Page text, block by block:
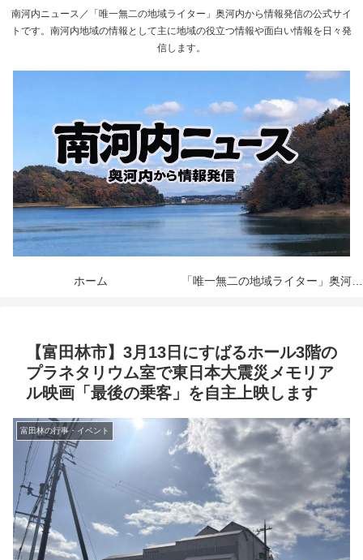
南河内ニュース／「唯一無二の地域ライター」奥河内から情報発信の公式サイ
トです。南河内地域の情報として主に地域の役立つ情報や面白い情報を日々発
信します。
ホーム
【富田林市】3月13日にすばるホール3階の
プラネタリウム室で東日本大震災メモリア
ル映画「最後の乗客」を自主上映します
富田林の行事・イベント